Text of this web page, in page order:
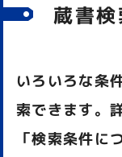
蔵書
いろいろな条
索できます。
「検索条件に